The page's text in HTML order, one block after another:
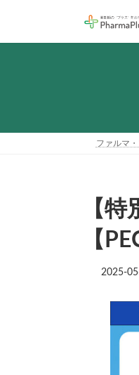
ファルマ
【
【
2025-